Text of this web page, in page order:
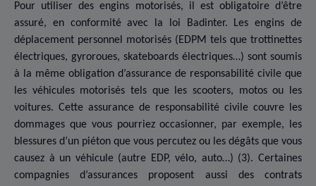
Pour utiliser des engins motorisés, il est obligatoire d’être
assuré, en conformité avec la loi Badinter. Les engins de
déplacement personnel motorisés (EDPM tels que trottinettes
électriques, gyroroues, skateboards électriques…) sont soumis
à la même obligation d’assurance de responsabilité civile que
les véhicules motorisés tels que les scooters, motos ou les
voitures. Cette assurance de responsabilité civile couvre les
dommages que vous pourriez occasionner, par exemple, les
blessures d’un piéton que vous percutez ou les dégâts que vous
causez à un véhicule (autre EDP, vélo, auto…) (3). Certaines
compagnies d’assurances proposent aussi des contrats